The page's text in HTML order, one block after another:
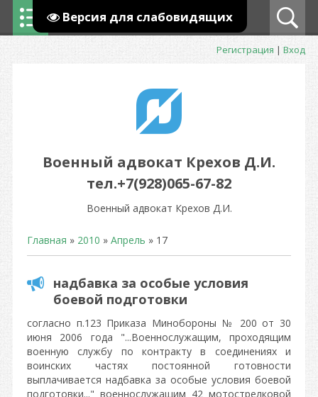
Версия для слабовидящих
Регистрация|Вход
Военный адвокат Крехов Д.И.
тел.+7(928)065-67-82
Военный адвокат Крехов Д.И.
Главная » 2010 » Апрель » 17
надбавка за особые условия
боевой подготовки
согласно п.123 Приказа Минобороны № 200 от 30
июня 2006 года "...Военнослужащим, проходящим
военную службу по контракту в соединениях и
воинских частях постоянной готовности
выплачивается надбавка за особые условия боевой
подготовки..." военнослужащим 42 мотострелковой